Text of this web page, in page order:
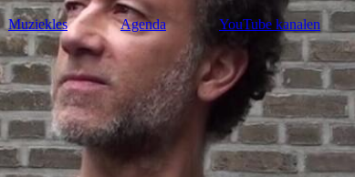
Muziekles Agenda YouTube kanalen